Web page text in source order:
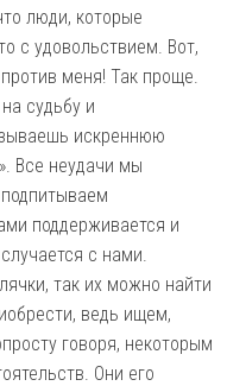
люди, которые
с удовольствием. Вот,
меня! Так проще.
судьбу и
искреннюю
Все неудачи мы
поддерживается и
с нами.
так их можно найти
ведь ищем,
говоря, некоторым
Они его